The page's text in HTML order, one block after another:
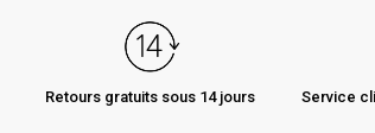
Retours gratuits sous 14 jours Service